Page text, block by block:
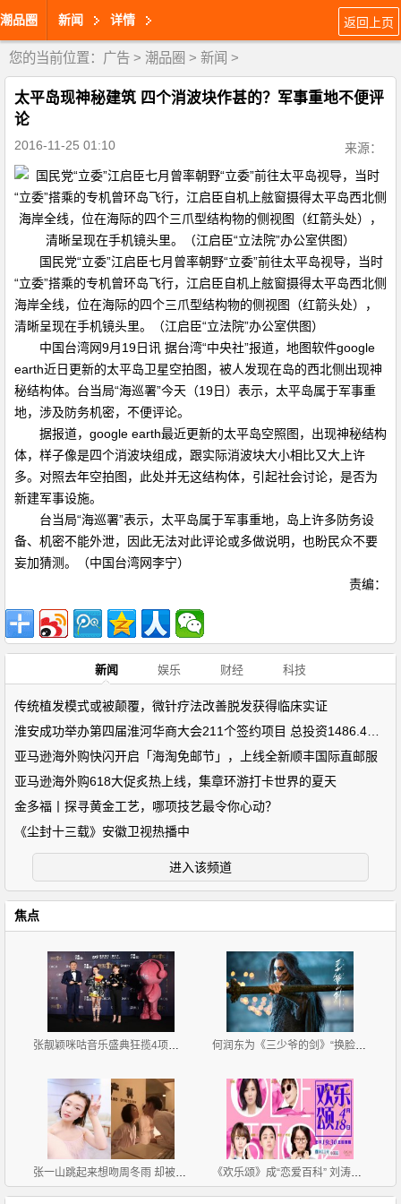
潮品圈 新闻 详情 返回上页
您的当前位置： 广告 > 潮品圈 > 新闻 >
太平岛现神秘建筑 四个消波块作甚的？军事重地不便评
论
2016-11-25 01:10 来源：
国民党“立委”江启臣七月曾率朝野“立委”前往太平岛视导，当时
“立委”搭乘的专机曾环岛飞行，江启臣自机上舷窗摄得太平岛西北侧
海岸全线，位在海际的四个三爪型结构物的侧视图（红箭头处），
清晰呈现在手机镜头里。（江启臣“立法院”办公室供图）
中国台湾网9月19日讯 据台湾“中央社”报道，地图软件google
earth近日更新的太平岛卫星空拍图，被人发现在岛的西北侧出现神
秘结构体。台当局“海巡署”今天（19日）表示，太平岛属于军事重
地，涉及防务机密，不便评论。
据报道，google earth最近更新的太平岛空照图，出现神秘结构
体，样子像是四个消波块组成，跟实际消波块大小相比又大上许
多。对照去年空拍图，此处并无这结构体，引起社会讨论，是否为
新建军事设施。
台当局“海巡署”表示，太平岛属于军事重地，岛上许多防务设
备、机密不能外泄，因此无法对此评论或多做说明，也盼民众不要
妄加猜测。（中国台湾网李宁）
责编：
新闻 娱乐 财经 科技
传统植发模式或被颠覆，微针疗法改善脱发获得临床实证
亚马逊海外购快闪开启「海淘免邮节」，上线全新顺丰国际直邮服
亚马逊海外购618大促炙热上线，集章环游打卡世界的夏天
金多福丨探寻黄金工艺，哪项技艺最令你心动？
《尘封十三载》安徽卫视热播中
进入该频道
焦点
张靓颖咪咕音乐盛典狂揽4项大奖 全球首唱《长城》推广 何润东为《三少爷的剑》“换脸” 网友：大侠不易做
张一山跳起来想吻周冬雨 却被女方狠甩一巴掌 《欢乐颂》成“恋爱百科” 刘涛冷面蒋欣有料